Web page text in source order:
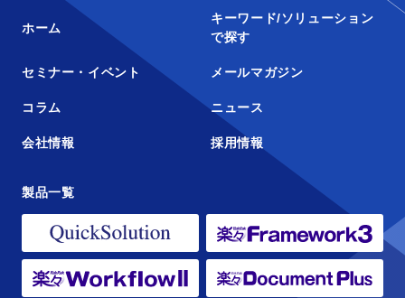
ホーム
キーワード/ソリューション
で探す
セミナー・イベント メールマガジン
コラム ニュース
会社情報 採用情報
製品一覧